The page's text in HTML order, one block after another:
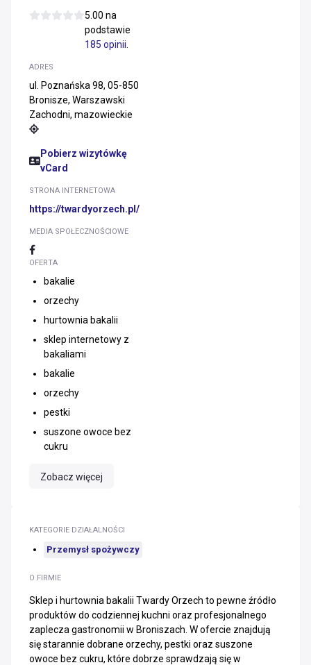
5.00 na
podstawie
185 opinii
ADRES
ul. Poznańska 98, 05-850
Bronisze, Warszawski
Zachodni, mazowieckie
Pobierz wizytówkę
vCard
STRONA INTERNETOWA
https://twardyorzech.pl/
MEDIA SPOŁECZNOŚCIOWE
OFERTA
bakalie
orzechy
hurtownia bakalii
sklep internetowy z
bakaliami
bakalie
orzechy
pestki
suszone owoce bez
cukru
Zobacz więcej
O FIRMIE
Sklep i hurtownia bakalii Twardy Orzech to pewne źródło
produktów do codziennej kuchni oraz profesjonalnego
zaplecza gastronomii w Broniszach. W ofercie znajdują
się starannie dobrane orzechy, pestki oraz suszone
owoce bez cukru, które dobrze sprawdzają się w
KATEGORIE DZIAŁALNOŚCI
Przemysł spożywczy